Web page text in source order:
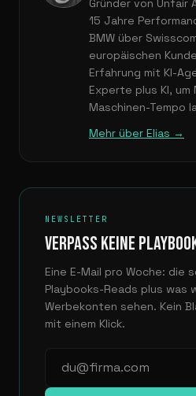
Gründer von Unfair
15 Jahre
BMW über
europäischen
Erfahrung mit KI-
Experte plus KI,
Maschinen-Tempo
Mehr über Elias →
NEWSLETTER
VERPASS KEINE
Eine E-Mail pro Woche: die
Playbooks-Reads plus was
Werbekonten sehen. Kein
mit einem Klick.